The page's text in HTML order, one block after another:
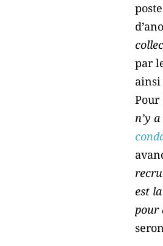
par
ainsi
Pour
n’y
est
pour